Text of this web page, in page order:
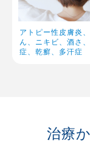
アトピー性皮膚炎
ん、ニキビ、酒さ
症、乾癬、多汗症
治療
採用情報